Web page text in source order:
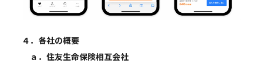
４．各社の概要
ａ．住友生命保険相互会社